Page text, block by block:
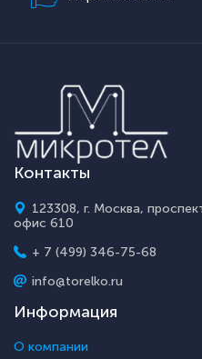
Контакты
123308, г. Москва,
офис 610
+ 7 (499) 346-75-68
info@torelko.ru
Информация
О компании